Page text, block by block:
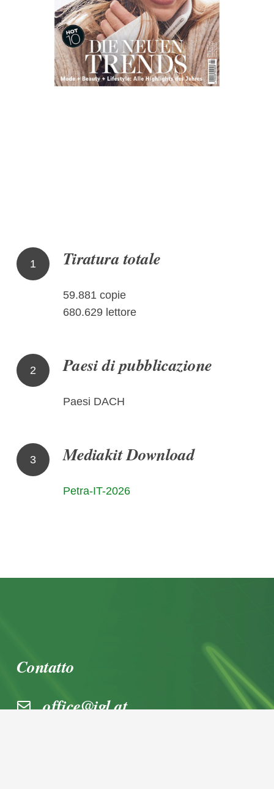
1 Tiratura totale
59.881 copie
680.629 lettore
2 Paesi di pubblicazione
Paesi DACH
3 Mediakit Download
Petra-IT-2026
Contatto
office@igl.at